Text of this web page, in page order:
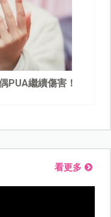
PUA繼續傷害！
看更多